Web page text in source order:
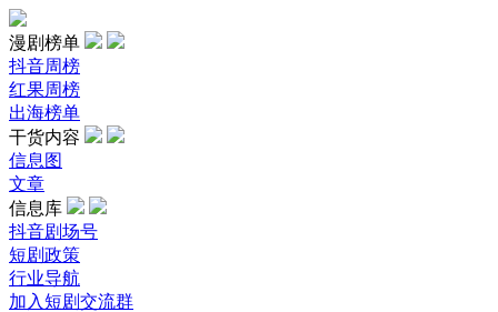
漫剧榜单
抖音周榜
红果周榜
出海榜单
干货内容
信息图
文章
信息库
抖音剧场号
短剧政策
行业导航
加入短剧交流群